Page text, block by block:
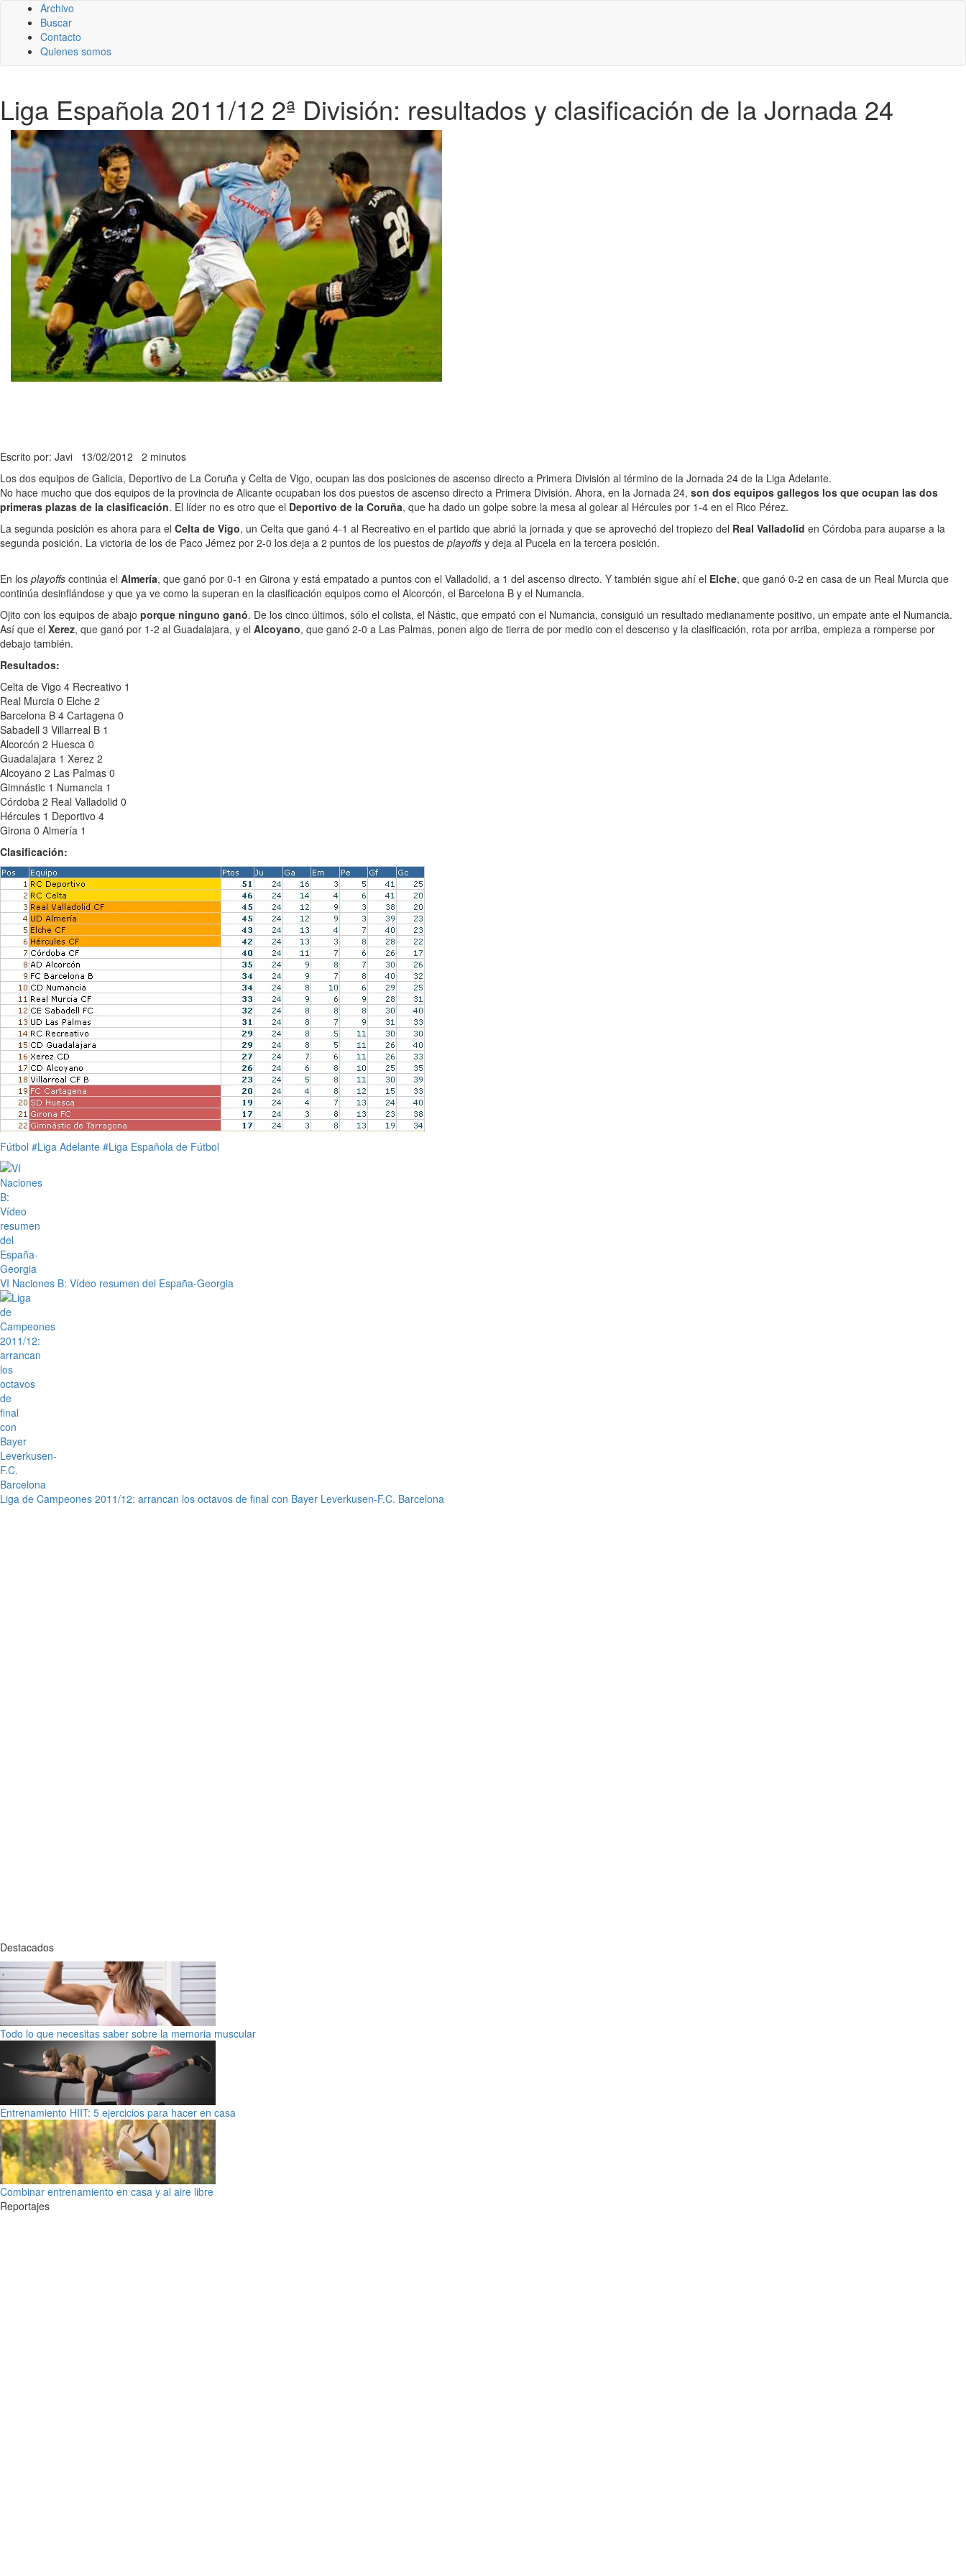
Archivo
Buscar
Contacto
Quienes somos
Liga Española 2011/12 2ª División: resultados y clasificación de la Jornada 24
Escrito por: Javi 13/02/2012 2 minutos
Los dos equipos de Galicia, Deportivo de La Coruña y Celta de Vigo, ocupan las dos posiciones de ascenso directo a Primera División al término de la Jornada 24 de la Liga Adelante.
No hace mucho que dos equipos de la provincia de Alicante ocupaban los dos puestos de ascenso directo a Primera División. Ahora, en la Jornada 24, son dos equipos gallegos los que ocupan las dos
primeras plazas de la clasificación. El líder no es otro que el Deportivo de la Coruña, que ha dado un golpe sobre la mesa al golear al Hércules por 1-4 en el Rico Pérez.
La segunda posición es ahora para el Celta de Vigo, un Celta que ganó 4-1 al Recreativo en el partido que abrió la jornada y que se aprovechó del tropiezo del Real Valladolid en Córdoba para auparse a la
segunda posición. La victoria de los de Paco Jémez por 2-0 los deja a 2 puntos de los puestos de playoffs y deja al Pucela en la tercera posición.
En los playoffs continúa el Almería, que ganó por 0-1 en Girona y está empatado a puntos con el Valladolid, a 1 del ascenso directo. Y también sigue ahí el Elche, que ganó 0-2 en casa de un Real Murcia que
continúa desinflándose y que ya ve como la superan en la clasificación equipos como el Alcorcón, el Barcelona B y el Numancia.
Ojito con los equipos de abajo porque ninguno ganó. De los cinco últimos, sólo el colista, el Nástic, que empató con el Numancia, consiguió un resultado medianamente positivo, un empate ante el Numancia.
Así que el Xerez, que ganó por 1-2 al Guadalajara, y el Alcoyano, que ganó 2-0 a Las Palmas, ponen algo de tierra de por medio con el descenso y la clasificación, rota por arriba, empieza a romperse por
debajo también.
Resultados:
Celta de Vigo 4 Recreativo 1
Real Murcia 0 Elche 2
Barcelona B 4 Cartagena 0
Sabadell 3 Villarreal B 1
Alcorcón 2 Huesca 0
Guadalajara 1 Xerez 2
Alcoyano 2 Las Palmas 0
Gimnástic 1 Numancia 1
Córdoba 2 Real Valladolid 0
Hércules 1 Deportivo 4
Girona 0 Almería 1
Clasificación:
Fútbol #Liga Adelante #Liga Española de Fútbol
VI Naciones B: Vídeo resumen del España-Georgia
Liga de Campeones 2011/12: arrancan los octavos de final con Bayer Leverkusen-F.C. Barcelona
Destacados
Todo lo que necesitas saber sobre la memoria muscular
Entrenamiento HIIT: 5 ejercicios para hacer en casa
Combinar entrenamiento en casa y al aire libre
Reportajes